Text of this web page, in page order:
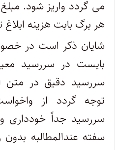
هر برگ بابت هزینه
شایان ذکر است در
بایست در سررسید
سررسید دقیق در متن
توجه گردد از
سررسید جداً خودداری
سفته عندالمطالبه